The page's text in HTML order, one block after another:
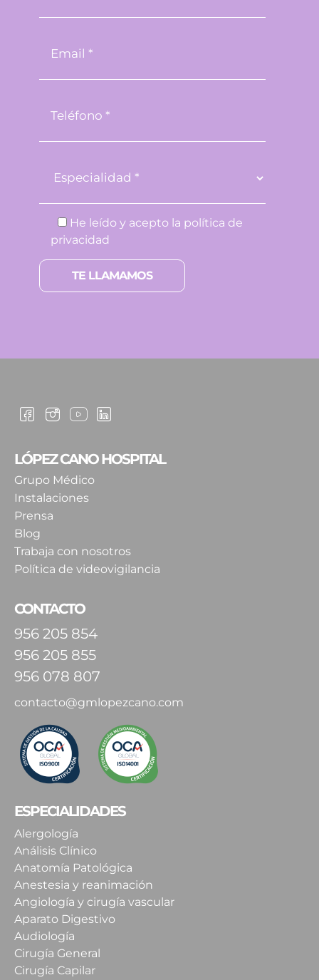
He leído y acepto la política de
privacidad
Por favor, deja este campo vacío.
LÓPEZ CANO HOSPITAL
Grupo Médico
Instalaciones
Prensa
Blog
Trabaja con nosotros
Política de videovigilancia
CONTACTO
956 205 854
956 205 855
956 078 807
contacto@gmlopezcano.com
ESPECIALIDADES
Alergología
Análisis Clínico
Anatomía Patológica
Anestesia y reanimación
Angiología y cirugía vascular
Aparato Digestivo
Audiología
Cirugía General
Cirugía Capilar